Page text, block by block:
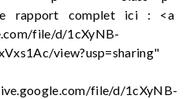
le rapport complet ici : <a
file/d/1cXyNB-
view?usp=sharing"
file/d/1cXyNB-